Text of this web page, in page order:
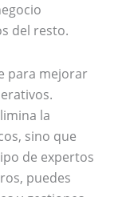
del resto.
para mejorar
la
sino que
de expertos
puedes